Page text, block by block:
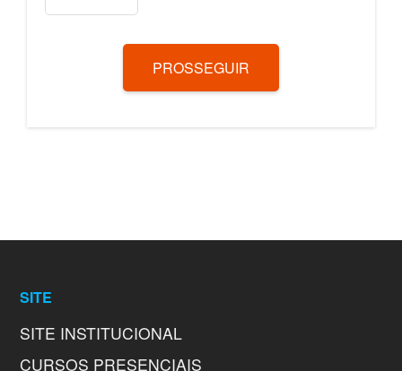
PROSSEGUIR
SITE
SITE INSTITUCIONAL
CURSOS PRESENCIAIS